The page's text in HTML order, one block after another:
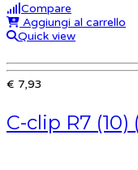
Compare
Aggiungi al carrello
Quick view
€ 7,93
C-clip R7 (10)